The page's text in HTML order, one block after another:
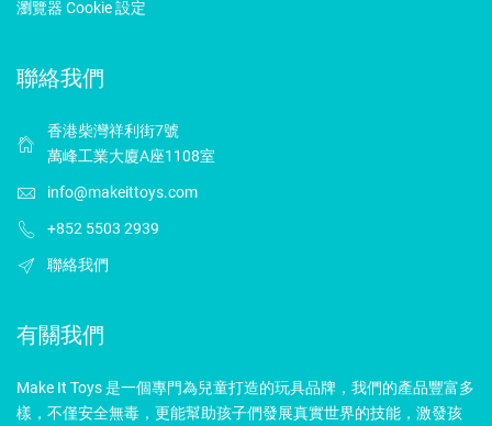
瀏覽器 Cookie 設定
聯絡我們
香港柴灣祥利街7號
萬峰工業大廈A座1108室
info@makeittoys.com
+852 5503 2939
聯絡我們
有關我們
Make It Toys 是一個專門為兒童打造的玩具品牌，我們的產品豐富多
樣，不僅安全無毒，更能幫助孩子們發展真實世界的技能，激發孩